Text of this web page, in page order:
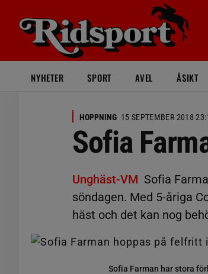
NYHETER SPORT AVEL ÅSIKT
HOPPNING 15 SEPTEMBER 2018
Sofia
Unghäst-VM Sofia
söndagen. Med 5-åriga
häst och det kan nog
Sofia Farman har stora